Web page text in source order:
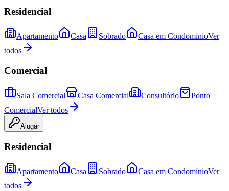
Residencial
Apartamento Casa Sobrado Casa em CondomínioVer
todos
Comercial
Sala Comercial Casa Comercial Consultório
Ponto
ComercialVer todos
Alugar
Residencial
Apartamento Casa Sobrado Casa em CondomínioVer
todos